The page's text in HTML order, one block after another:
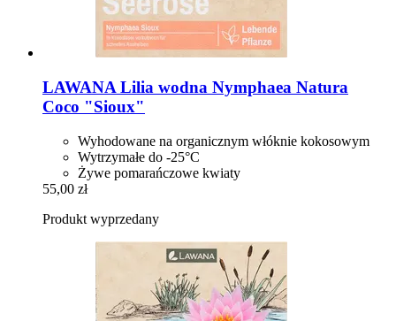
LAWANA Lilia wodna Nymphaea Natura
Coco "Sioux"
Wyhodowane na organicznym włóknie kokosowym
Wytrzymałe do -25°C
Żywe pomarańczowe kwiaty
55,00 zł
Produkt wyprzedany